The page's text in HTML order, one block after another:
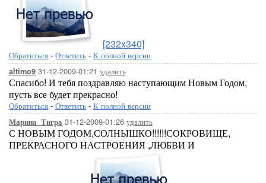
[232x340]
Обратиться - Ответить - К полной версии
altimo9 31-12-2009-01:21 удалить
Спасибо! И тебя поздравляю наступающим Новым Годом,
пусть все будет прекрасно!
Обратиться - Ответить - К полной версии
Марина_Тигра 31-12-2009-01:26 удалить
С НОВЫМ ГОДОМ,СОЛНЫШКО!!!!!!СОКРОВИЩЕ,
ПРЕКРАСНОГО НАСТРОЕНИЯ ,ЛЮБВИ И